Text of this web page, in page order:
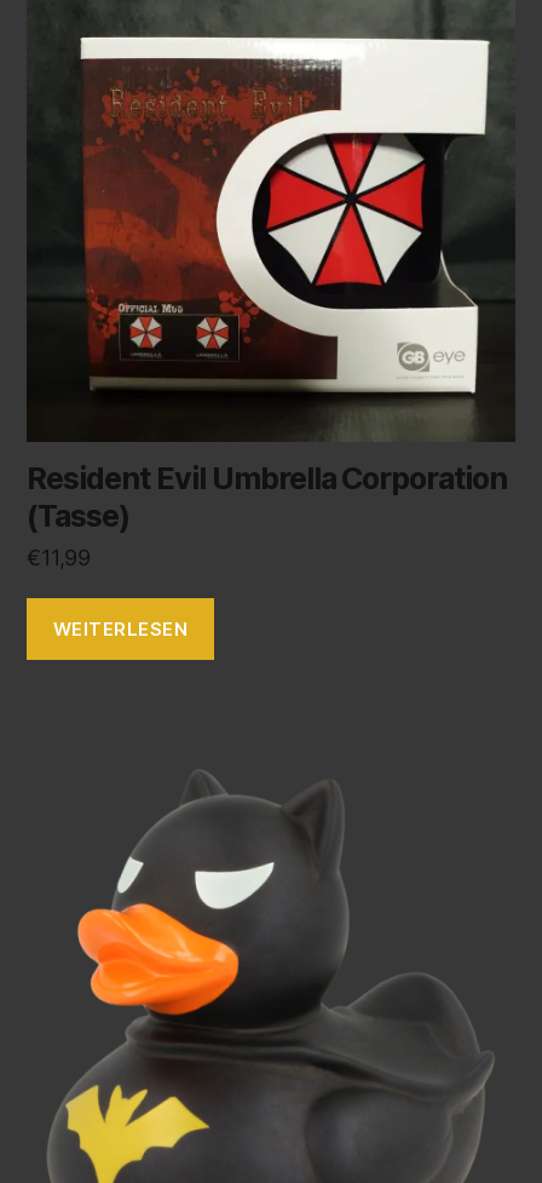
Resident Evil Umbrella Corporation
(Tasse)
€11,99
WEITERLESEN